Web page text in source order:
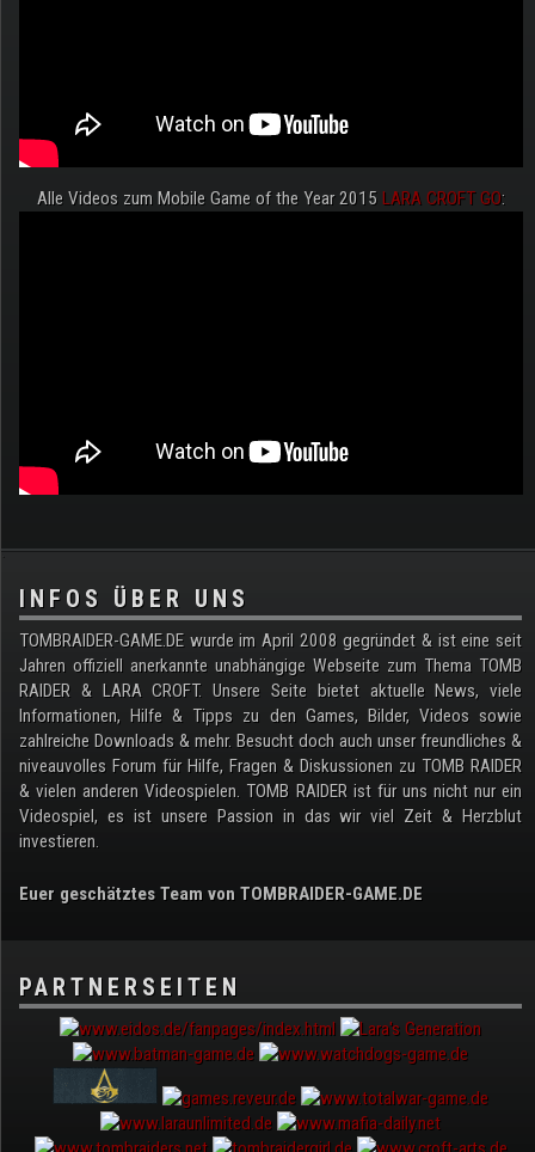
Alle Videos zum Mobile Game of the Year 2015 LARA CROFT GO:
.
INFOS ÜBER UNS
TOMBRAIDER-GAME.DE wurde im April 2008 gegründet & ist eine seit
Jahren offiziell anerkannte unabhängige Webseite zum Thema TOMB
RAIDER & LARA CROFT. Unsere Seite bietet aktuelle News, viele
Informationen, Hilfe & Tipps zu den Games, Bilder, Videos sowie
zahlreiche Downloads & mehr. Besucht doch auch unser freundliches &
niveauvolles Forum für Hilfe, Fragen & Diskussionen zu TOMB RAIDER
& vielen anderen Videospielen. TOMB RAIDER ist für uns nicht nur ein
Videospiel, es ist unsere Passion in das wir viel Zeit & Herzblut
investieren.
Euer geschätztes Team von TOMBRAIDER-GAME.DE
PARTNERSEITEN